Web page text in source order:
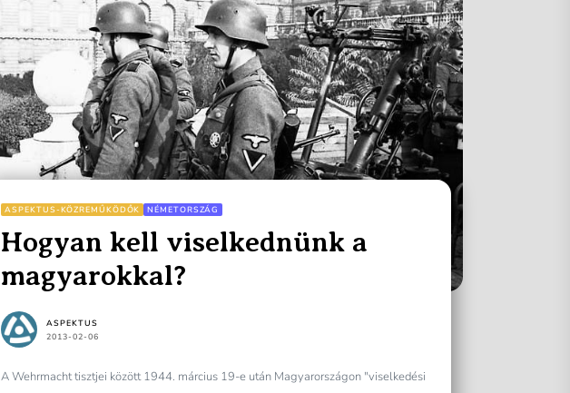
ASPEKTUS-KÖZREMŰKÖDŐK NÉMETORSZÁG
Hogyan kell viselkednünk a
magyarokkal?
ASPEKTUS
2013-02-06
A Wehrmacht tisztjei között 1944. március 19-e után Magyarországon "viselkedési